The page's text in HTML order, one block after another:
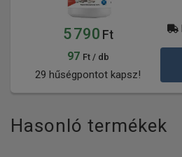
5 790 Ft
97 Ft / db
29 hűségpontot kapsz!
Hasonló termékek